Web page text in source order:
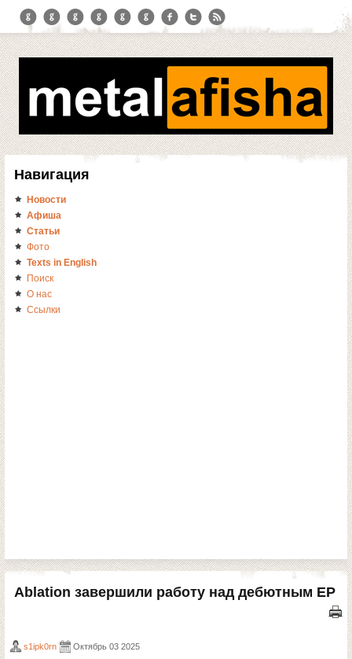
Навигация
Новости
Афиша
Статьи
Фото
Texts in English
Поиск
О нас
Ссылки
Ablation завершили работу над дебютным EP
s1ipk0rn Октябрь 03 2025